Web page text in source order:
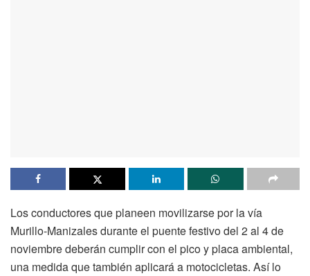
Los conductores que planeen movilizarse por la vía
Murillo-Manizales durante el puente festivo del 2 al 4 de
noviembre deberán cumplir con el pico y placa ambiental,
una medida que también aplicará a motocicletas. Así lo